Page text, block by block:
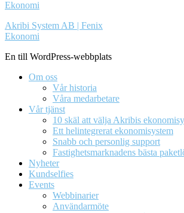
Akribi System AB | Fenix
Ekonomi
En till WordPress-webbplats
Om oss
Vår historia
Våra medarbetare
Vår tjänst
10 skäl att välja Akribis
Ett helintegrerat ekonomisystem
Snabb och personlig support
Fastighetsmarknadens bästa
Nyheter
Kundselfies
Events
Webbinarier
Användarmöte